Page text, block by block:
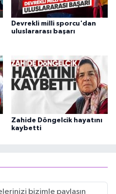
Devrekli milli sporcu'dan
uluslararası başarı
Zahide Döngelcik hayatını
kaybetti